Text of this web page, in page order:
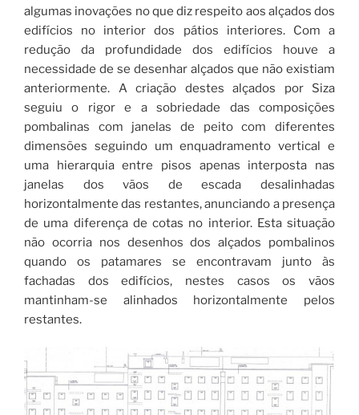
algumas inovações no que diz respeito aos alçados dos
edifícios no interior dos pátios interiores. Com a
redução da profundidade dos edifícios houve a
necessidade de se desenhar alçados que não existiam
anteriormente. A criação destes alçados por Siza
seguiu o rigor e a sobriedade das composições
pombalinas com janelas de peito com diferentes
dimensões seguindo um enquadramento vertical e
uma hierarquia entre pisos apenas interposta nas
janelas dos vãos de escada desalinhadas
horizontalmente das restantes, anunciando a presença
de uma diferença de cotas no interior. Esta situação
não ocorria nos desenhos dos alçados pombalinos
quando os patamares se encontravam junto às
fachadas dos edifícios, nestes casos os vãos
mantinham-se alinhados horizontalmente pelos
restantes.